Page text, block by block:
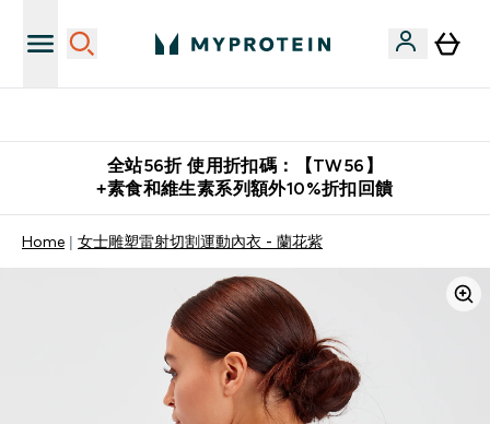
全站56折 使用折扣碼：【TW56】
+素食和維生素系列額外10%折扣回饋
Home 女士雕塑雷射切割運動內衣 - 蘭花紫